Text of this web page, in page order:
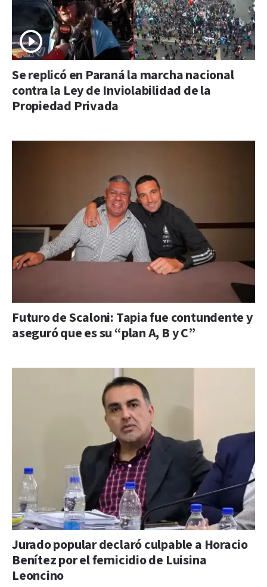
Se replicó en Paraná la marcha nacional
contra la Ley de Inviolabilidad de la
Propiedad Privada
Futuro de Scaloni: Tapia fue contundente y
aseguró que es su “plan A, B y C”
Jurado popular declaró culpable a Horacio
Benítez por el femicidio de Luisina
Leoncino